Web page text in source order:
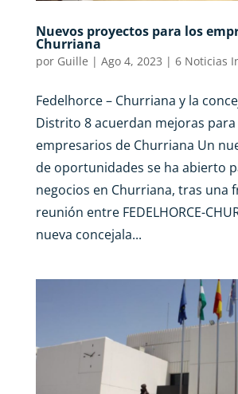
Nuevos proyectos para los
Churriana
por Guille | Ago 4, 2023 | 6 Noticias
Fedelhorce – Churriana y la
Distrito 8 acuerdan mejoras para
empresarios de Churriana Un
de oportunidades se ha abierto
negocios en Churriana, tras una
reunión entre FEDELHORCE-
nueva concejala...